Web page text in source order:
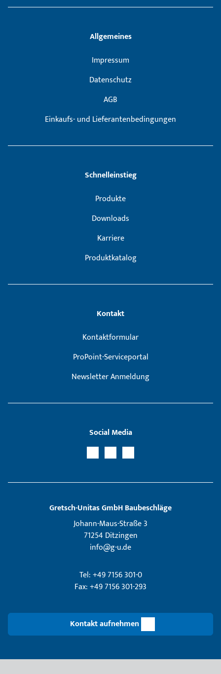
Allgemeines
Impressum
Datenschutz
AGB
Einkaufs- und Lieferantenbedingungen
Schnelleinstieg
Produkte
Downloads
Karriere
Produktkatalog
Kontakt
Kontaktformular
ProPoint-Serviceportal
Newsletter Anmeldung
Social Media
Gretsch­-Unitas GmbH Baubeschläge
Johann-Maus-Straße 3
71254 Ditzingen
info@g-u.de
Tel: +49 7156 301-0
Fax: +49 7156 301-293
Kontakt aufnehmen